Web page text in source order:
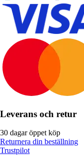
Leverans och retur
30 dagar öppet köp
Returnera din beställning
Trustpilot